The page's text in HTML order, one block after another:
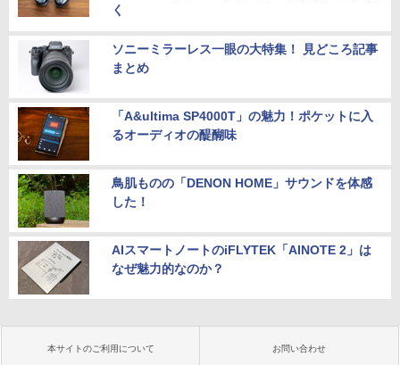
く
ソニーミラーレス一眼の大特集！ 見どころ記事
まとめ
「A&ultima SP4000T」の魅力！ポケットに入
るオーディオの醍醐味
鳥肌ものの「DENON HOME」サウンドを体感
した！
AIスマートノートのiFLYTEK「AINOTE 2」は
なぜ魅力的なのか？
本サイトのご利用について お問い合わせ